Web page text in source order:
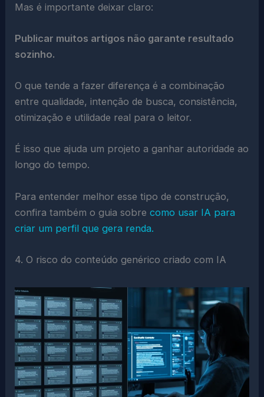
Mas é importante deixar claro:
Publicar muitos artigos não garante resultado
sozinho.
O que tende a fazer diferença é a combinação
entre qualidade, intenção de busca, consistência,
otimização e utilidade real para o leitor.
É isso que ajuda um projeto a ganhar autoridade ao
longo do tempo.
Para entender melhor esse tipo de construção,
confira também o guia sobrecomo usar IA para
criar um perfil que gera renda.
4. O risco do conteúdo genérico criado com IA